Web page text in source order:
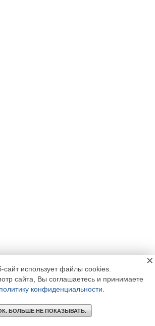
сайт использует файлы cookies.
сайта, Вы соглашаетесь и принимаете
политику конфиденциальности
БОЛЬШЕ НЕ ПОКАЗЫВАТЬ.
×